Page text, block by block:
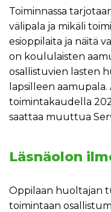
Toiminnassa
välipala ja mikäli
esioppilaita ja näitä
on koululaisten
osallistuvien lasten
lapsilleen
toimintakaudella
saattaa muuttua
Läsnäolon
Oppilaan huoltajan
toimintaan